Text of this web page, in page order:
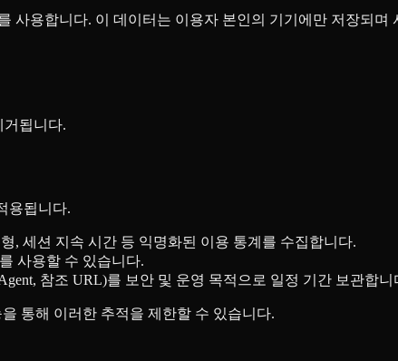
사용합니다. 이 데이터는 이용자 본인의 기기에만 저장되며
거됩니다.
용됩니다.
, 세션 지속 시간 등 익명화된 이용 통계를 수집합니다.
사용할 수 있습니다.
참조 URL)를 보안 및 운영 목적으로 일정 기간 보관합니
통해 이러한 추적을 제한할 수 있습니다.